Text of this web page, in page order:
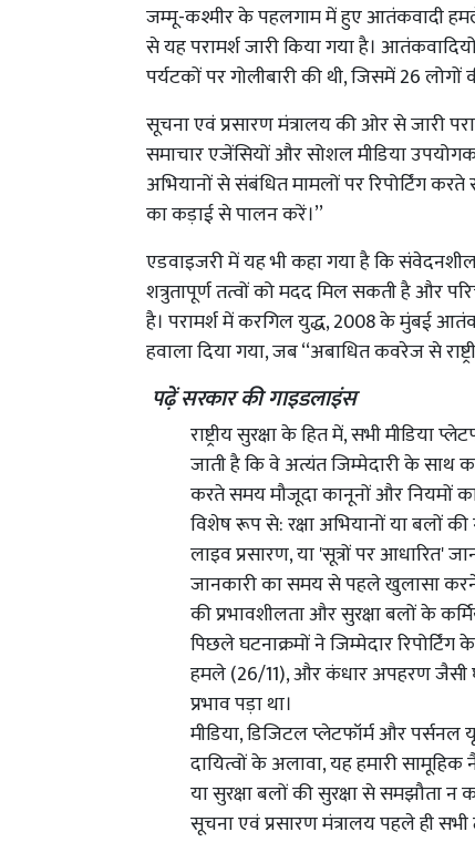
जम्मू-कश्मीर के पहलगाम में हुए आतंकवादी हमले
से यह परामर्श जारी किया गया है।
पर्यटकों पर गोलीबारी की थी, जिसमें 26
सूचना एवं प्रसारण मंत्रालय की ओर से जारी
समाचार एजेंसियों और सोशल मीडिया
अभियानों से संबंधित मामलों पर रिपोर्टिंग
का कड़ाई से पालन करें।’’
एडवाइजरी में यह भी कहा गया है कि
शत्रुतापूर्ण तत्वों को मदद मिल सकती है और
है। परामर्श में करगिल युद्ध, 2008 के मुंबई
हवाला दिया गया, जब ‘‘अबाधित कवरेज से
पढ़ें सरकार की गाइडलाइंस
राष्ट्रीय सुरक्षा के हित में, सभी मीडिया
जाती है कि वे अत्यंत जिम्मेदारी के साथ
करते समय मौजूदा कानूनों और नियमों
विशेष रूप से: रक्षा अभियानों या बलों
लाइव प्रसारण, या 'सूत्रों पर आधारित'
जानकारी का समय से पहले खुलासा
की प्रभावशीलता और सुरक्षा बलों के
पिछले घटनाक्रमों ने जिम्मेदार
हमले (26/11), और कंधार अपहरण जैसी
प्रभाव पड़ा था।
मीडिया, डिजिटल प्लेटफॉर्म और पर्सनल
दायित्वों के अलावा, यह हमारी सामूहिक
या सुरक्षा बलों की सुरक्षा से समझौता न
सूचना एवं प्रसारण मंत्रालय पहले ही